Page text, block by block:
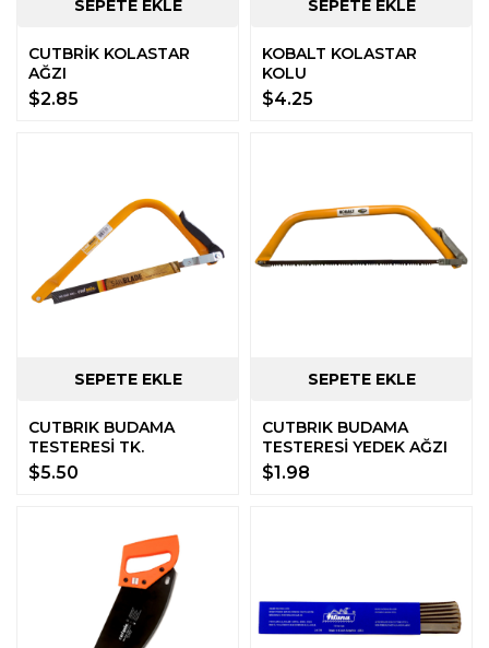
CUTBRİK KOLASTAR
AĞZI
$2.85
KOBALT KOLASTAR
KOLU
$4.25
CUTBRIK BUDAMA
TESTERESİ TK.
$5.50
CUTBRIK BUDAMA
TESTERESİ YEDEK AĞZI
$1.98